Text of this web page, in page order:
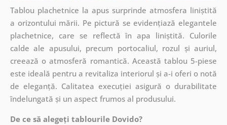
Tablou plachetnice la apus surprinde atmosfera liniștită
a orizontului mării. Pe pictură se evidențiază elegantele
plachetnice, care se reflectă în apa liniștită. Culorile
calde ale apusului, precum portocaliul, rozul și auriul,
creează o atmosferă romantică. Această tablou 5-piese
este ideală pentru a revitaliza interiorul și a-i oferi o notă
de eleganță. Calitatea execuției asigură o durabilitate
îndelungată și un aspect frumos al produsului.
De ce să alegeți tablourile Dovido?